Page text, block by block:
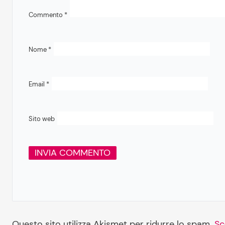
Commento *
Nome *
Email *
Sito web